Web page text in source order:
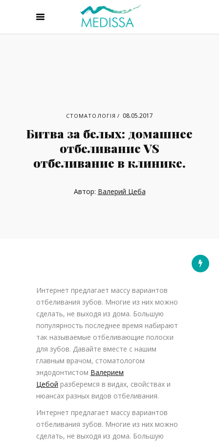
СТОМАТОЛОГІЯ 08.05.2017
Битва за белых: домашнее
отбеливание VS
отбеливаниe в клинике.
Автор: Валерий Цеба
Интернет предлагает массу вариантов
отбеливания зубов. Многие из них можно
сделать, не выходя из дома. Большую
популярность последнее время набирают
так называемые отбеливающие полоски
для зубов. Давайте вместе с нашим
главным врачом, стоматологом
эндодонтистом Валерием
Цебой разберемся в видах, свойствах и
нюансах разных видов отбеливания.
Интернет предлагает массу вариантов
отбеливания зубов. Многие из них можно
сделать, не выходя из дома. Большую